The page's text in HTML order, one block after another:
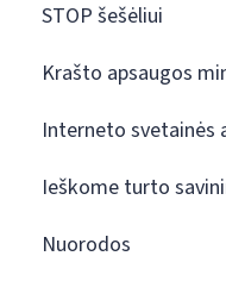
STOP šešėliui
Krašto apsaugos
Interneto svetainės
Ieškome turto
Nuorodos